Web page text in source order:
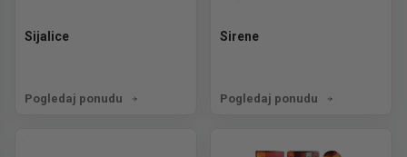
Sijalice
Pogledaj ponudu
Sirene
Pogledaj ponudu